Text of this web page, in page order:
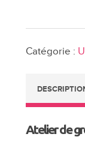
familiales
le
Catégorie :
Atelier de